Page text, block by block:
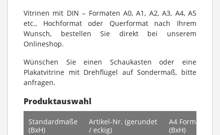
Vitrinen mit DIN – Formaten A0, A1, A2, A3, A4, A5
etc., Hochformat oder Querformat nach Ihrem
Wunsch, bestellen Sie direkt bei unserem
Onlineshop.
Wünschen Sie einen Schaukasten oder eine
Plakatvitrine mit Drehflügel auf Sondermaß, bitte
anfragen.
Produktauswahl
Standardmaße
(BxH)
Artikel-Nr. (gerundet
/ eckig)
A4 Formate
(BxH)